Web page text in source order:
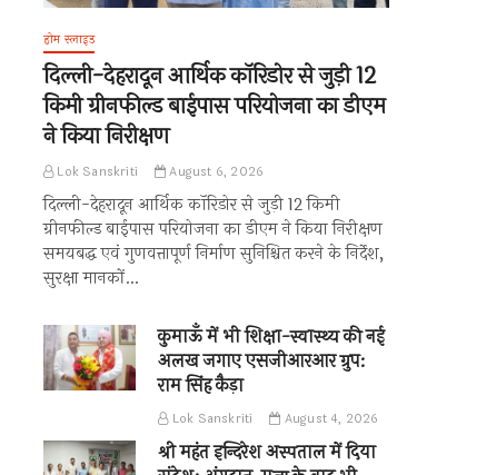
होम स्लाइड
दिल्ली-देहरादून आर्थिक कॉरिडोर से जुड़ी 12
किमी ग्रीनफील्ड बाईपास परियोजना का डीएम
ने किया निरीक्षण
Lok Sanskriti August 6, 2026
दिल्ली-देहरादून आर्थिक कॉरिडोर से जुड़ी 12 किमी
ग्रीनफील्ड बाईपास परियोजना का डीएम ने किया निरीक्षण
समयबद्ध एवं गुणवत्तापूर्ण निर्माण सुनिश्चित करने के निर्देश,
सुरक्षा मानकों…
कुमाऊँ में भी शिक्षा-स्वास्थ्य की नई
अलख जगाए एसजीआरआर ग्रुप:
राम सिंह कैड़ा
Lok Sanskriti August 4, 2026
श्री महंत इन्दिरेश अस्पताल में दिया